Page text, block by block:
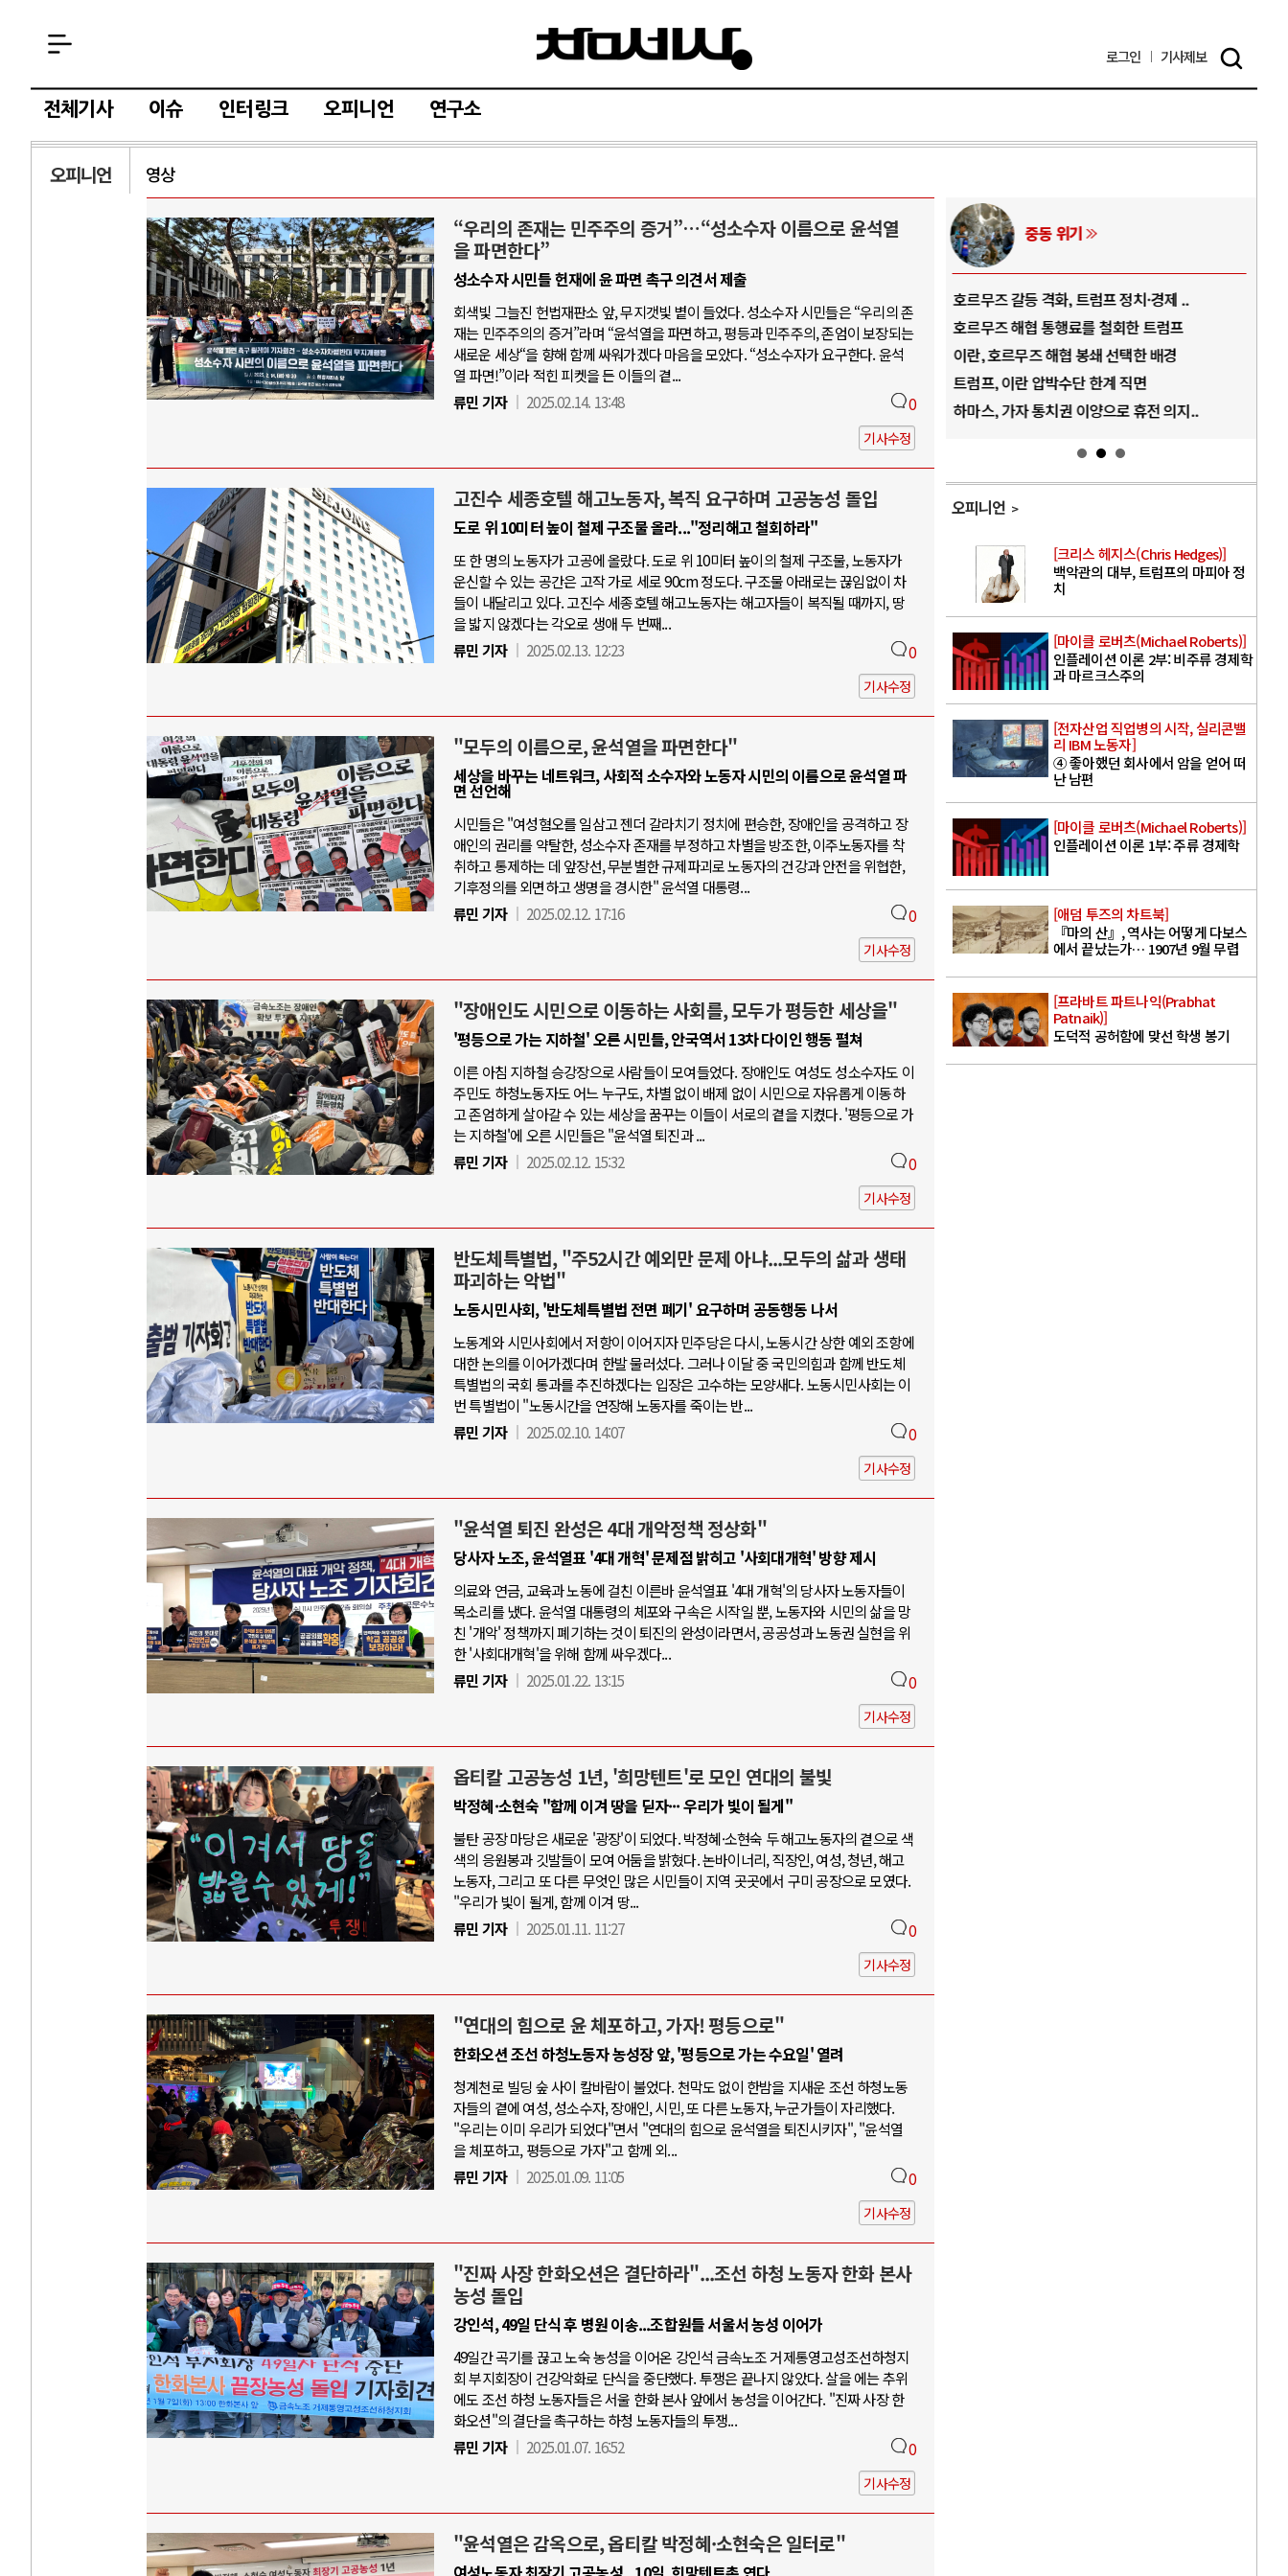
로그인 기사제보
전체기사 이슈 인터링크 오피니언 연구소
오피니언 영상
“우리의 존재는 민주주의 증거”…“성소수자 이름으로 윤석열
을 파면한다”
성소수자 시민들 헌재에 윤 파면 촉구 의견서 제출
회색빛 그늘진 헌법재판소 앞, 무지갯빛 볕이 들었다. 성소수자 시민들은 “우리의 존
재는 민주주의의 증거”라며 “윤석열을 파면하고, 평등과 민주주의, 존엄이 보장되는
새로운 세상“을 향해 함께 싸워가겠다 마음을 모았다. “성소수자가 요구한다. 윤석
열 파면!”이라 적힌 피켓을 든 이들의 곁...
류민 기자
2025.02.14. 13:48 0
기사수정
고진수 세종호텔 해고노동자, 복직 요구하며 고공농성 돌입
도로 위 10미터 높이 철제 구조물 올라..."정리해고 철회하라"
또 한 명의 노동자가 고공에 올랐다. 도로 위 10미터 높이의 철제 구조물, 노동자가
운신할 수 있는 공간은 고작 가로 세로 90cm 정도다. 구조물 아래로는 끊임없이 차
들이 내달리고 있다. 고진수 세종호텔 해고노동자는 해고자들이 복직될 때까지, 땅
을 밟지 않겠다는 각오로 생애 두 번째...
류민 기자
2025.02.13. 12:23 0
기사수정
"모두의 이름으로, 윤석열을 파면한다"
세상을 바꾸는 네트워크, 사회적 소수자와 노동자 시민의 이름으로 윤석열 파
면 선언해
시민들은 "여성혐오를 일삼고 젠더 갈라치기 정치에 편승한, 장애인을 공격하고 장
애인의 권리를 약탈한, 성소수자 존재를 부정하고 차별을 방조한, 이주노동자를 착
취하고 통제하는 데 앞장선, 무분별한 규제파괴로 노동자의 건강과 안전을 위협한,
기후정의를 외면하고 생명을 경시한" 윤석열 대통령...
류민 기자
2025.02.12. 17:16 0
기사수정
"장애인도 시민으로 이동하는 사회를, 모두가 평등한 세상을"
'평등으로 가는 지하철' 오른 시민들, 안국역서 13차 다이인 행동 펼쳐
이른 아침 지하철 승강장으로 사람들이 모여들었다. 장애인도 여성도 성소수자도 이
주민도 하청노동자도 어느 누구도, 차별 없이 배제 없이 시민으로 자유롭게 이동하
고 존엄하게 살아갈 수 있는 세상을 꿈꾸는 이들이 서로의 곁을 지켰다. '평등으로 가
는 지하철'에 오른 시민들은 "윤석열 퇴진과 ...
류민 기자
2025.02.12. 15:32 0
기사수정
반도체특별법, "주52시간 예외만 문제 아냐...모두의 삶과 생태
파괴하는 악법"
노동시민사회, '반도체특별법 전면 폐기' 요구하며 공동행동 나서
노동계와 시민사회에서 저항이 이어지자 민주당은 다시, 노동시간 상한 예외 조항에
대한 논의를 이어가겠다며 한발 물러섰다. 그러나 이달 중 국민의힘과 함께 반도체
특별법의 국회 통과를 추진하겠다는 입장은 고수하는 모양새다. 노동시민사회는 이
번 특별법이 "노동시간을 연장해 노동자를 죽이는 반...
류민 기자
2025.02.10. 14:07 0
기사수정
"윤석열 퇴진 완성은 4대 개악정책 정상화"
당사자 노조, 윤석열표 '4대 개혁' 문제점 밝히고 '사회대개혁' 방향 제시
의료와 연금, 교육과 노동에 걸친 이른바 윤석열표 '4대 개혁'의 당사자 노동자들이
목소리를 냈다. 윤석열 대통령의 체포와 구속은 시작일 뿐, 노동자와 시민의 삶을 망
친 '개악' 정책까지 폐기하는 것이 퇴진의 완성이라면서, 공공성과 노동권 실현을 위
한 '사회대개혁'을 위해 함께 싸우겠다...
류민 기자
2025.01.22. 13:15 0
기사수정
옵티칼 고공농성 1년, '희망텐트'로 모인 연대의 불빛
박정혜·소현숙 "함께 이겨 땅을 딛자··· 우리가 빛이 될게"
불탄 공장 마당은 새로운 '광장'이 되었다. 박정혜·소현숙 두 해고노동자의 곁으로 색
색의 응원봉과 깃발들이 모여 어둠을 밝혔다. 논바이너리, 직장인, 여성, 청년, 해고
노동자, 그리고 또 다른 무엇인 많은 시민들이 지역 곳곳에서 구미 공장으로 모였다.
"우리가 빛이 될게, 함께 이겨 땅...
류민 기자
2025.01.11. 11:27 0
기사수정
"연대의 힘으로 윤 체포하고, 가자! 평등으로"
한화오션 조선 하청노동자 농성장 앞, '평등으로 가는 수요일' 열려
청계천로 빌딩 숲 사이 칼바람이 불었다. 천막도 없이 한밤을 지새운 조선 하청노동
자들의 곁에 여성, 성소수자, 장애인, 시민, 또 다른 노동자, 누군가들이 자리했다.
"우리는 이미 우리가 되었다"면서 "연대의 힘으로 윤석열을 퇴진시키자", "윤석열
을 체포하고, 평등으로 가자"고 함께 외...
류민 기자
2025.01.09. 11:05 0
기사수정
"진짜 사장 한화오션은 결단하라"...조선 하청 노동자 한화 본사
농성 돌입
강인석, 49일 단식 후 병원 이송...조합원들 서울서 농성 이어가
49일간 곡기를 끊고 노숙 농성을 이어온 강인석 금속노조 거제통영고성조선하청지
회 부지회장이 건강악화로 단식을 중단했다. 투쟁은 끝나지 않았다. 살을 에는 추위
에도 조선 하청 노동자들은 서울 한화 본사 앞에서 농성을 이어간다. "진짜 사장 한
화오션"의 결단을 촉구하는 하청 노동자들의 투쟁...
류민 기자
2025.01.07. 16:52 0
기사수정
"윤석열은 감옥으로, 옵티칼 박정혜·소현숙은 일터로"
AI와 인간
중국 AI, 저가 공세로 글로벌 토큰 시..
AI 국부펀드 구상 놓고 미국 진보진영 ..
AI 데이터센터 반대 투쟁은 새로운 글로..
AI의 숨은 환경 비용: 데이터센터 확산..
러시아-우크라이나 전쟁
전쟁의 추상화: 우크라이나, 대리전의 역..
EU·우크라이나 드론 협력 직후, 러시아..
나토, 우크라 군사지원 2027년까지 공..
우크라이나, 덴마크, 에스토니아, 네덜란..
러·우크라, 대규모 공습 주고받아…민간 ..
중동 위기
호르무즈 해협 통행료를 철회한 트럼프
이란, 호르무즈 해협 봉쇄 선택한 배경
트럼프, 이란 압박수단 한계 직면
AI와 인간
중국 AI, 저가 공세로 글로벌 토큰 시..
AI 국부펀드 구상 놓고 미국 진보진영 ..
AI 데이터센터 반대 투쟁은 새로운 글로..
AI의 숨은 환경 비용: 데이터센터 확산..
AI는 어떻게 미국 민주주의를 잠식하고 ..
오피니언
[크리스 헤지스(Chris Hedges)]
백악관의 대부, 트럼프의 마피아 정
치
[마이클 로버츠(Michael Roberts)]
인플레이션 이론 2부: 비주류 경제학
과 마르크스주의
[전자산업 직업병의 시작, 실리콘밸
리 IBM 노동자]
④ 좋아했던 회사에서 암을 얻어 떠
난 남편
[마이클 로버츠(Michael Roberts)]
인플레이션 이론 1부: 주류 경제학
[애덤 투즈의 차트북]
『마의 산』, 역사는 어떻게 다보스
에서 끝났는가… 1907년 9월 무렵
[프라바트 파트나익(Prabhat
Patnaik)]
도덕적 공허함에 맞선 학생 봉기